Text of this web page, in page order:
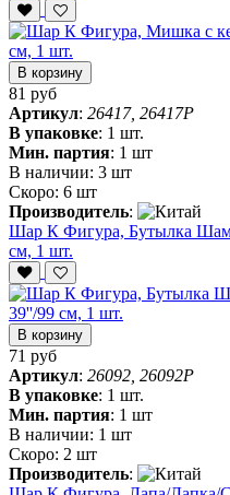
В корзину
81 руб
Артикул: 26417, 26417P
В упаковке: 1 шт.
Мин. партия: 1 шт
В наличии: 3 шт
Скоро: 6 шт
Производитель:
Шар К Фигура, Бутылка
см, 1 шт.
В корзину
71 руб
Артикул: 26092, 26092P
В упаковке: 1 шт.
Мин. партия: 1 шт
В наличии: 1 шт
Скоро: 2 шт
Производитель: